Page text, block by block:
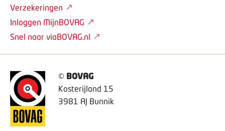
© BOVAG
Kosterijland 15
3981 AJ Bunnik
Verzekeringen
Inloggen MijnBOVAG
Snel naar viaBOVAG.nl